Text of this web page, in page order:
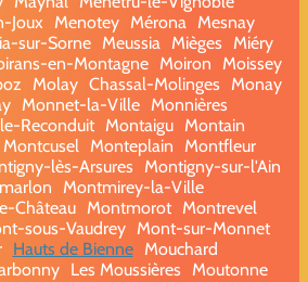
Joux
Menotey Mérona
Mesnay
sur-Sorne Meussia Mièges
Miéry
en-Montagne Moiron
Moissey
Molay Chassal-Molinges
Monay
Monnet-la-Ville
Monnières
Reconduit Montaigu Montain
Montcusel Monteplain
Montfleur
lès-Arsures
Montigny-sur-l'Ain
Montmirey-la-Ville
Château
Montmorot
Montrevel
sous-Vaudrey
Mont-sur-Monnet
Hauts de Bienne
Mouchard
Les Moussières
Moutonne